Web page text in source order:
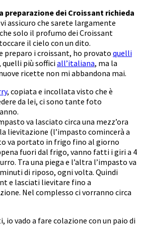
preparazione dei Croissant richieda
assicuro che sarete largamente
solo il profumo dei Croissant
il cielo con un dito.
preparo i croissant, ho provato quelli
più sofficiall’italiana, ma la
ricette non mi abbandona mai.
, copiata e incollata visto che è
da lei, ci sono tante foto
va lasciato circa una mezz’ora
lievitazione (l’impasto comincerà a
va portato in frigo fino al giorno
fuori dal frigo, vanno fatti i giri a 4
Tra una piega e l’altra l’impasto va
di riposo, ogni volta. Quindi
e lasciati lievitare fino a
Nel complesso ci vorranno circa
vado a fare colazione con un paio di